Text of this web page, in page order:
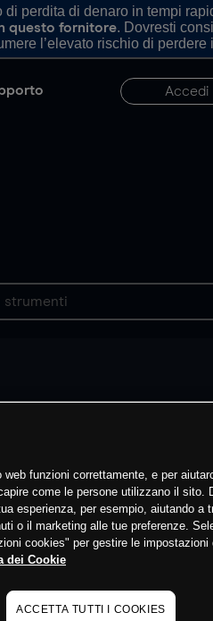
perdita di denaro in tempi
questo fornitore. Dovresti
l’elevato rischio di perdere
Accedi
funzioni correttamente, e per
come le persone utilizzano il sito.
esperienza, per esempio, aiutando a
o il marketing alle tue preferenze.
cookies" per gestire le impostazioni
dei Cookie
ACCETTA TUTTI I COOKIES